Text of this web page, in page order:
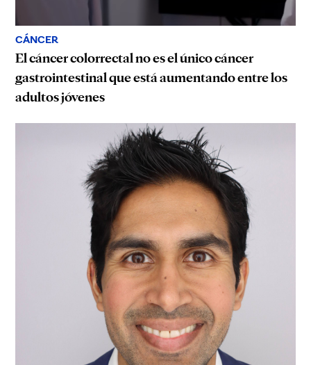
CÁNCER
El cáncer colorrectal no es el único cáncer
gastrointestinal que está aumentando entre los
adultos jóvenes